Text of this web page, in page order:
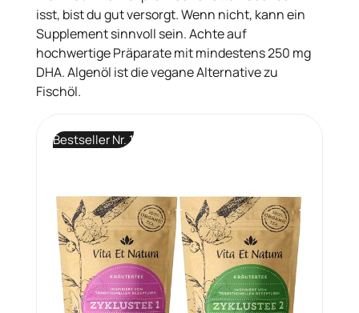
isst, bist du gut versorgt. Wenn nicht, kann ein
Supplement sinnvoll sein. Achte auf
hochwertige Präparate mit mindestens 250 mg
DHA. Algenöl ist die vegane Alternative zu
Fischöl.
Bestseller Nr. 1